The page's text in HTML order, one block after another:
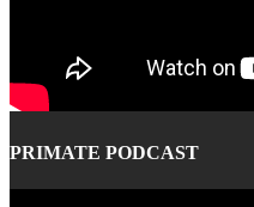
PRIMATE PODCAST